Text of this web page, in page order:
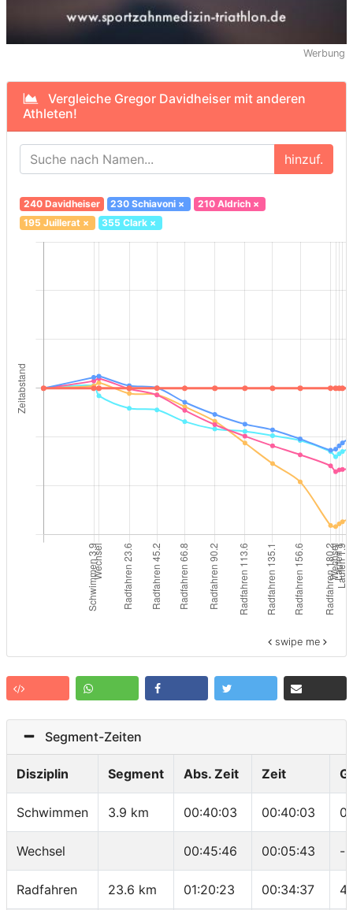
Werbung
Vergleiche Gregor Davidheiser mit anderen
Athleten!
hinzuf.
240 Davidheiser 230 Schiavoni × 210 Aldrich×
195 Juillerat× 355 Clark ×
swipe me
Segment-Zeiten
Disziplin Segment Abs. Zeit Zeit
Schwimmen 3.9 km 00:40:03 00:40:03
Wechsel 00:45:46 00:05:43 -
Radfahren 23.6 km 01:20:23 00:34:37